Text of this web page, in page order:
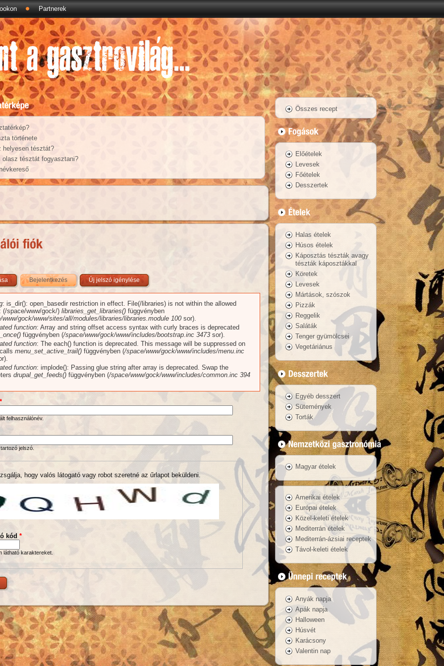
Partnerek
története
helyesen tésztát?
olasz tésztát fogyasztani?
Bejelentkezés(aktív fül)Új jelszó igénylése
: is_dir(): open_basedir restriction in effect. File(/libraries) is not within the allowed
(/space/www/gock/) libraries_get_libraries() függvényben
www/gock/www/sites/all/modules/libraries/libraries.module 100 sor).
function: Array and string offset access syntax with curly braces is deprecated
függvényben (/space/www/gock/www/includes/bootstrap.inc 3473 sor).
function: The each() function is deprecated. This message will be suppressed on
menu_set_active_trail() függvényben (/space/www/gock/www/includes/menu.inc
function: implode(): Passing glue string after array is deprecated. Swap the
drupal_get_feeds() függvényben (/space/www/gock/www/includes/common.inc 394
*
felhasználónév.
jelszó.
hogy valós látogató vagy robot szeretné az űrlapot beküldeni.
kód *
látható karaktereket.
Összes recept
Előételek
Levesek
Főételek
Desszertek
Halas ételek
Húsos ételek
Káposztás tészták avagy
tészták káposztákkal
Köretek
Levesek
Mártások, szószok
Pizzák
Reggelik
Saláták
Tenger gyümölcsei
Vegetáriánus
Egyéb desszert
Sütemények
Torták
Magyar ételek
Amerikai ételek
Európai ételek
Közel-keleti ételek
Mediterrán ételek
Mediterrán-ázsiai receptek
Távol-keleti ételek
Anyák napja
Apák napja
Halloween
Húsvét
Karácsony
Valentin nap